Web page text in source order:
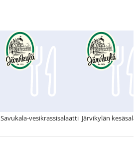
Savukala-vesikrassisalaatti Järvikylän